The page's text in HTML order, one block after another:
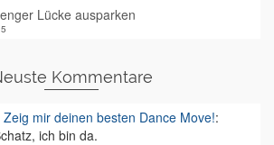
Lücke ausparken
Kommentare
Zeig mir deinen besten Dance Move!:
ich bin da.